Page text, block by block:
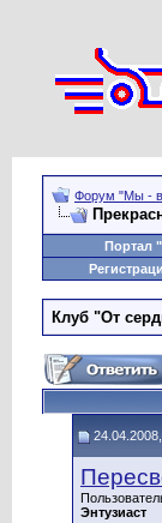
Форум "Мы -
Портал
Клуб "От
Энтузиаст